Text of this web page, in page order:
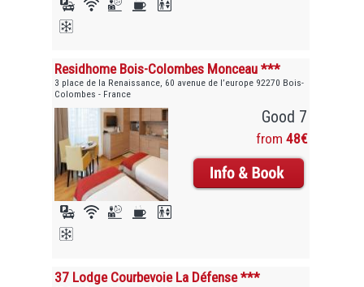
Residhome Bois-Colombes Monceau ***
3 place de la Renaissance, 60 avenue de l’europe 92270 Bois-
Colombes - France
Good 7
from 48€
37 Lodge Courbevoie La Défense ***